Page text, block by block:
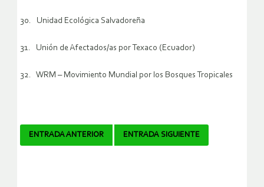
30. Unidad Ecológica Salvadoreña
31. Unión de Afectados/as por Texaco (Ecuador)
32. WRM – Movimiento Mundial por los Bosques Tropicales
Navegador
ENTRADA ANTERIOR ENTRADA SIGUIENTE